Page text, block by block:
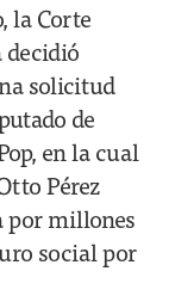
la Corte
decidió
solicitud
de
en la cual
Pérez
por millones
social por